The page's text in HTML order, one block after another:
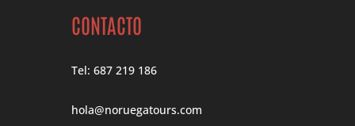
CONTACTO
Tel: 687 219 186
hola@noruegatours.com